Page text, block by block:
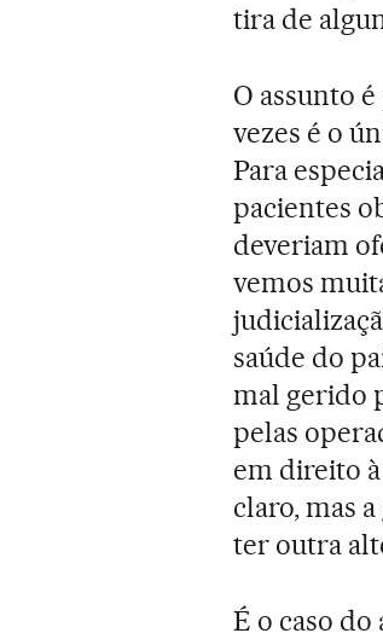
tira de
O assunto
vezes é o
Para
pacientes
deveriam
vemos
saúde do
mal gerido
pelas
em direito
claro, mas
ter outra
É o caso